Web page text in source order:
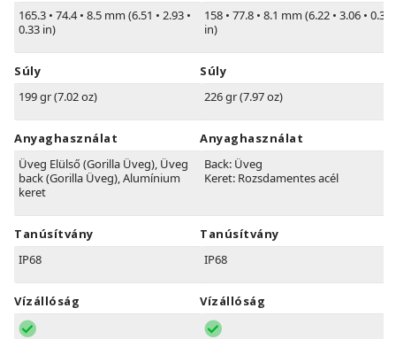
165.3 • 74.4• 8.5 mm (6.51 • 2.93 •
0.33 in)
Súly
199 gr (7.02 oz)
Anyaghasználat
Üveg Elülső (Gorilla Üveg), Üveg
back (Gorilla Üveg), Alumínium
keret
Tanúsítvány
IP68
Vízállóság
158 • 77.8 • 8.1 mm (6.22 • 3.06 • 0.32
in)
Súly
226 gr (7.97 oz)
Anyaghasználat
Back: Üveg
Keret: Rozsdamentes acél
Tanúsítvány
IP68
Vízállóság